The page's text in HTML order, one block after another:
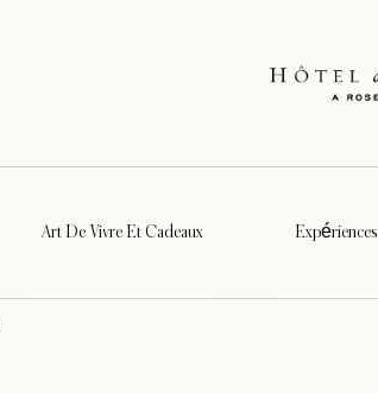
Art De Vivre Et Cadeaux Expériences